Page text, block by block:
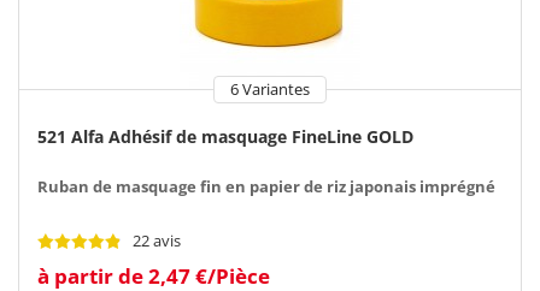
6 Variantes
521 Alfa Adhésif de masquage FineLine GOLD
Ruban de masquage fin en papier de riz japonais imprégné
22 avis
à partir de 2,47 €/Pièce